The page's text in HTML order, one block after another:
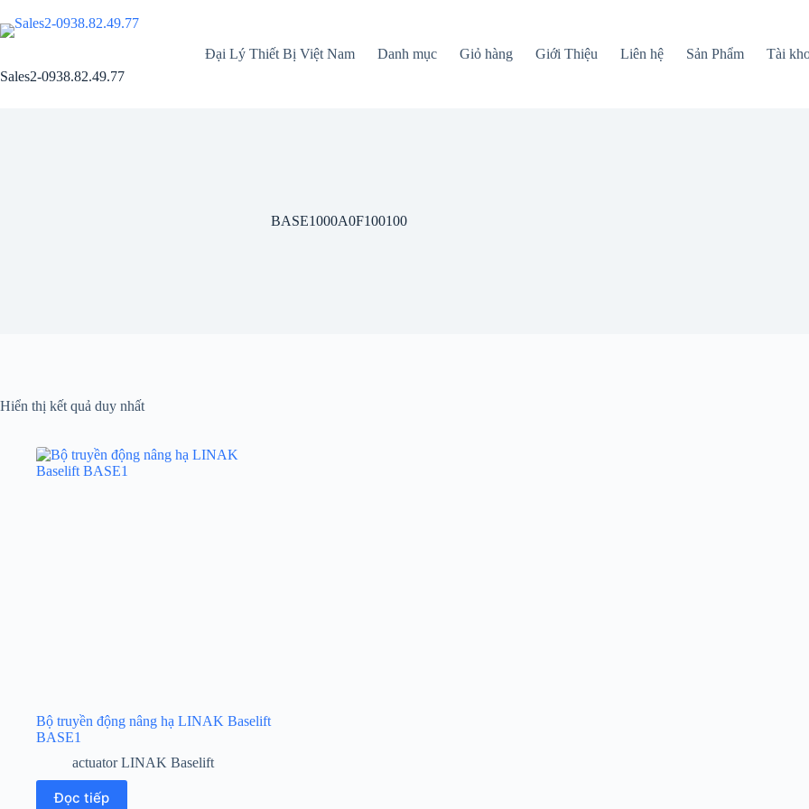
đến
phần
dung
Sales2-0938.82.49.77
Đại Lý Thiết Bị Việt Nam Danh mục Giỏ hàng Giới Thiệu Liên hệ Sản Phẩm Tài
BASE1000A0F100100
Hiển thị kết quả duy nhất
Bộ truyền động nâng hạ LINAK Baselift
BASE1
actuator LINAK Baselift
Đọc tiếp